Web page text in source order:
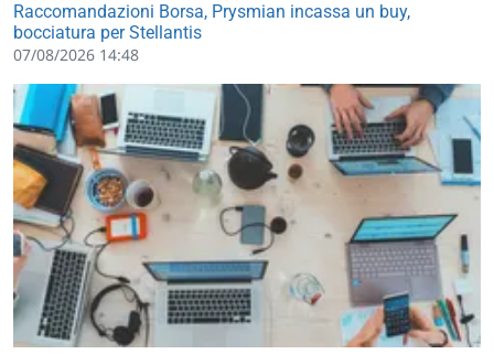
Raccomandazioni Borsa, Prysmian incassa un buy,
bocciatura per Stellantis
07/08/2026 14:48